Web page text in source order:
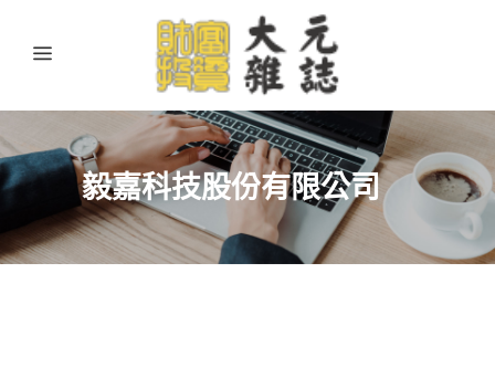
毅嘉科技股份有限公司